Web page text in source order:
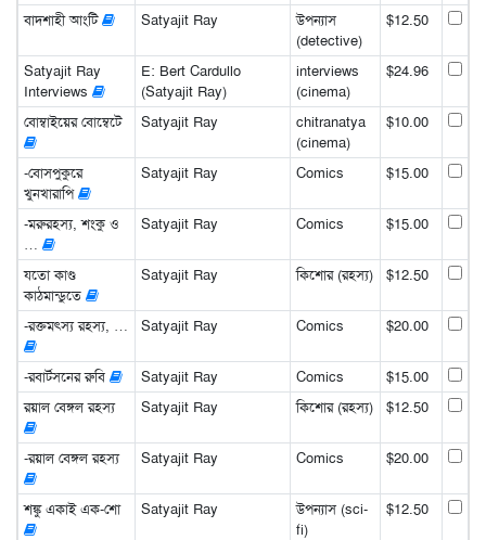
বাদশাহী আংটি Satyajit Ray
উপন্যাস
(detective)
$12.50
Satyajit Ray
Interviews
E: Bert Cardullo
(Satyajit Ray)
interviews
(cinema)
$24.96
বোম্বাইয়ের বোম্বেটে Satyajit Ray
chitranatya
(cinema)
$10.00
-বোসপুকুরে
খুনখারাপি
Satyajit Ray Comics $15.00
-মরুরহস্য, শংকু ও
…
Satyajit Ray Comics $15.00
যতো কাণ্ড
কাঠমান্ডুতে
Satyajit Ray কিশোর (রহস্য) $12.50
-রক্তমৎস্য রহস্য, … Satyajit Ray Comics $20.00
-রবার্টসনের রুবি Satyajit Ray Comics
$15.00
রয়াল বেঙ্গল রহস্য
Satyajit Ray কিশোর (রহস্য) $12.50
-রয়াল বেঙ্গল রহস্য Satyajit Ray Comics $20.00
শঙ্কু একাই এক-শো Satyajit Ray
উপন্যাস (sci-
fi)
$12.50